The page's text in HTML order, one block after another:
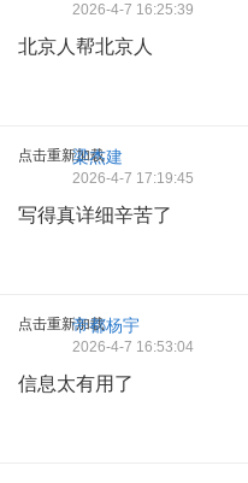
2026-4-7 16:25:39
北京人帮北京人
点击重新加载
梁杰建
2026-4-7 17:19:45
写得真详细辛苦了
点击重新加载帝都杨宇
2026-4-7 16:53:04
信息太有用了